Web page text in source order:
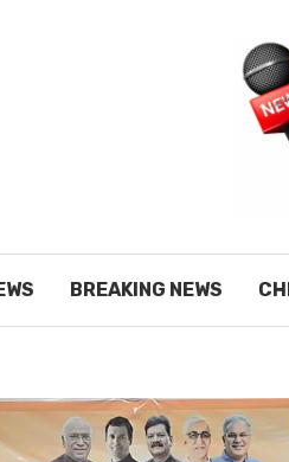
BREAKING NEWS